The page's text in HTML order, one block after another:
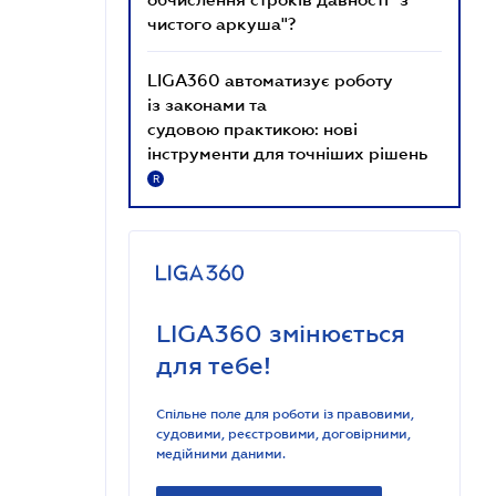
чистого аркуша"?
LIGA360 автоматизує роботу
із законами та
судовою практикою: нові
інструменти для точніших рішень
R
LIGA360 змінюється
для тебе!
Спільне поле для роботи із правовими,
судовими, реєстровими, договірними,
медійними даними.